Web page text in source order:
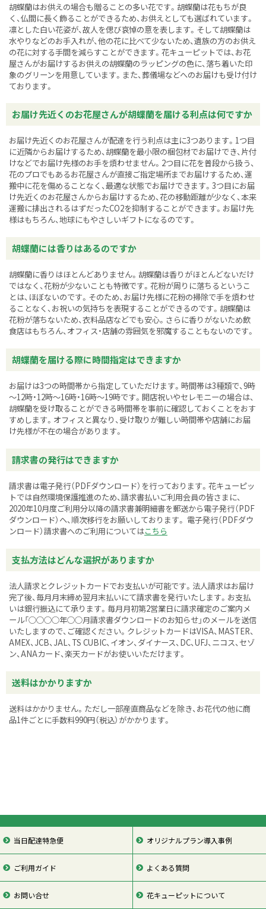
胡蝶蘭はお供えの場合も贈ることの多い花です。胡蝶蘭は花もちが良
く、仏間に長く飾ることができるため、お供えとしても選ばれています。
凛とした白い花姿が、故人を偲び哀悼の意を表します。そして胡蝶蘭は
水やりなどのお手入れが、他の花に比べて少ないため、遺族の方のお供え
の花に対する手間を減らすことができます。花キューピットでは、お花
屋さんがお届けするお供えの胡蝶蘭のラッピングの色に、落ち着いた印
象のグリーンを用意しています。また、葬儀場などへのお届けも受け付け
ております。
お届け先近くのお花屋さんが胡蝶蘭を届ける利点は何ですか
お届け先近くのお花屋さんが配達を行う利点は主に3つあります。1つ目
に近隣からお届けするため、胡蝶蘭を最小限の梱包材でお届けでき、片付
けなどでお届け先様のお手を煩わせません。2つ目に花を普段から扱う、
花のプロでもあるお花屋さんが直接ご指定場所までお届けするため、運
搬中に花を傷めることなく、最適な状態でお届けできます。3つ目にお届
け先近くのお花屋さんからお届けするため、花の移動距離が少なく、本来
運搬に排出されるはずだったCO2を抑制することができます。お届け先
様はもちろん、地球にもやさしいギフトになるのです。
胡蝶蘭には香りはあるのですか
胡蝶蘭に香りはほとんどありません。胡蝶蘭は香りがほとんどないだけ
ではなく、花粉が少ないことも特徴です。花粉が周りに落ちるというこ
とは、ほぼないのです。そのため、お届け先様に花粉の掃除で手を煩わせ
ることなく、お祝いの気持ちを表現することができるのです。胡蝶蘭は
花粉が落ちないため、衣料品店などでも安心。さらに香りがないため飲
食店はもちろん、オフィス・店舗の雰囲気を邪魔することもないのです。
胡蝶蘭を届ける際に時間指定はできますか
お届けは3つの時間帯から指定していただけます。時間帯は3種類で、9時
～12時・12時～16時・16時～19時です。開店祝いやセレモニーの場合は、
胡蝶蘭を受け取ることができる時間帯を事前に確認しておくことをおす
すめします。オフィスと異なり、受け取りが難しい時間帯や店舗にお届
け先様が不在の場合があります。
請求書の発行はできますか
請求書は電子発行（PDFダウンロード）を行っております。花キューピッ
トでは自然環境保護推進のため、請求書払いご利用会員の皆さまに、
2020年10月度ご利用分以降の請求書兼明細書を郵送から電子発行（PDF
ダウンロード）へ、順次移行をお願いしております。 電子発行（PDFダウ
ンロード）請求書へのご利用についてはこちら
支払方法はどんな選択がありますか
法人請求とクレジットカードでお支払いが可能です。法人請求はお届け
完了後、毎月月末締め翌月末払いにて請求書を発行いたします。お支払
いは銀行振込にて承ります。毎月月初第2営業日に請求確定のご案内メ
ール「○○○○年○○月請求書ダウンロードのお知らせ」のメールを送信
いたしますので、ご確認ください。クレジットカードはVISA、MASTER、
AMEX、JCB、JAL、TS CUBIC、イオン、ダイナース、DC、UFJ、ニコス、セゾ
ン、ANAカード、楽天カードがお使いいただけます。
送料はかかりますか
送料はかかりません。ただし一部産直商品などを除き、お花代の他に商
品1件ごとに手数料990円（税込）がかかります。
当日配達特急便 オリジナルプラン導入事例
ご利用ガイド よくある質問
お問い合せ 花キューピットについて